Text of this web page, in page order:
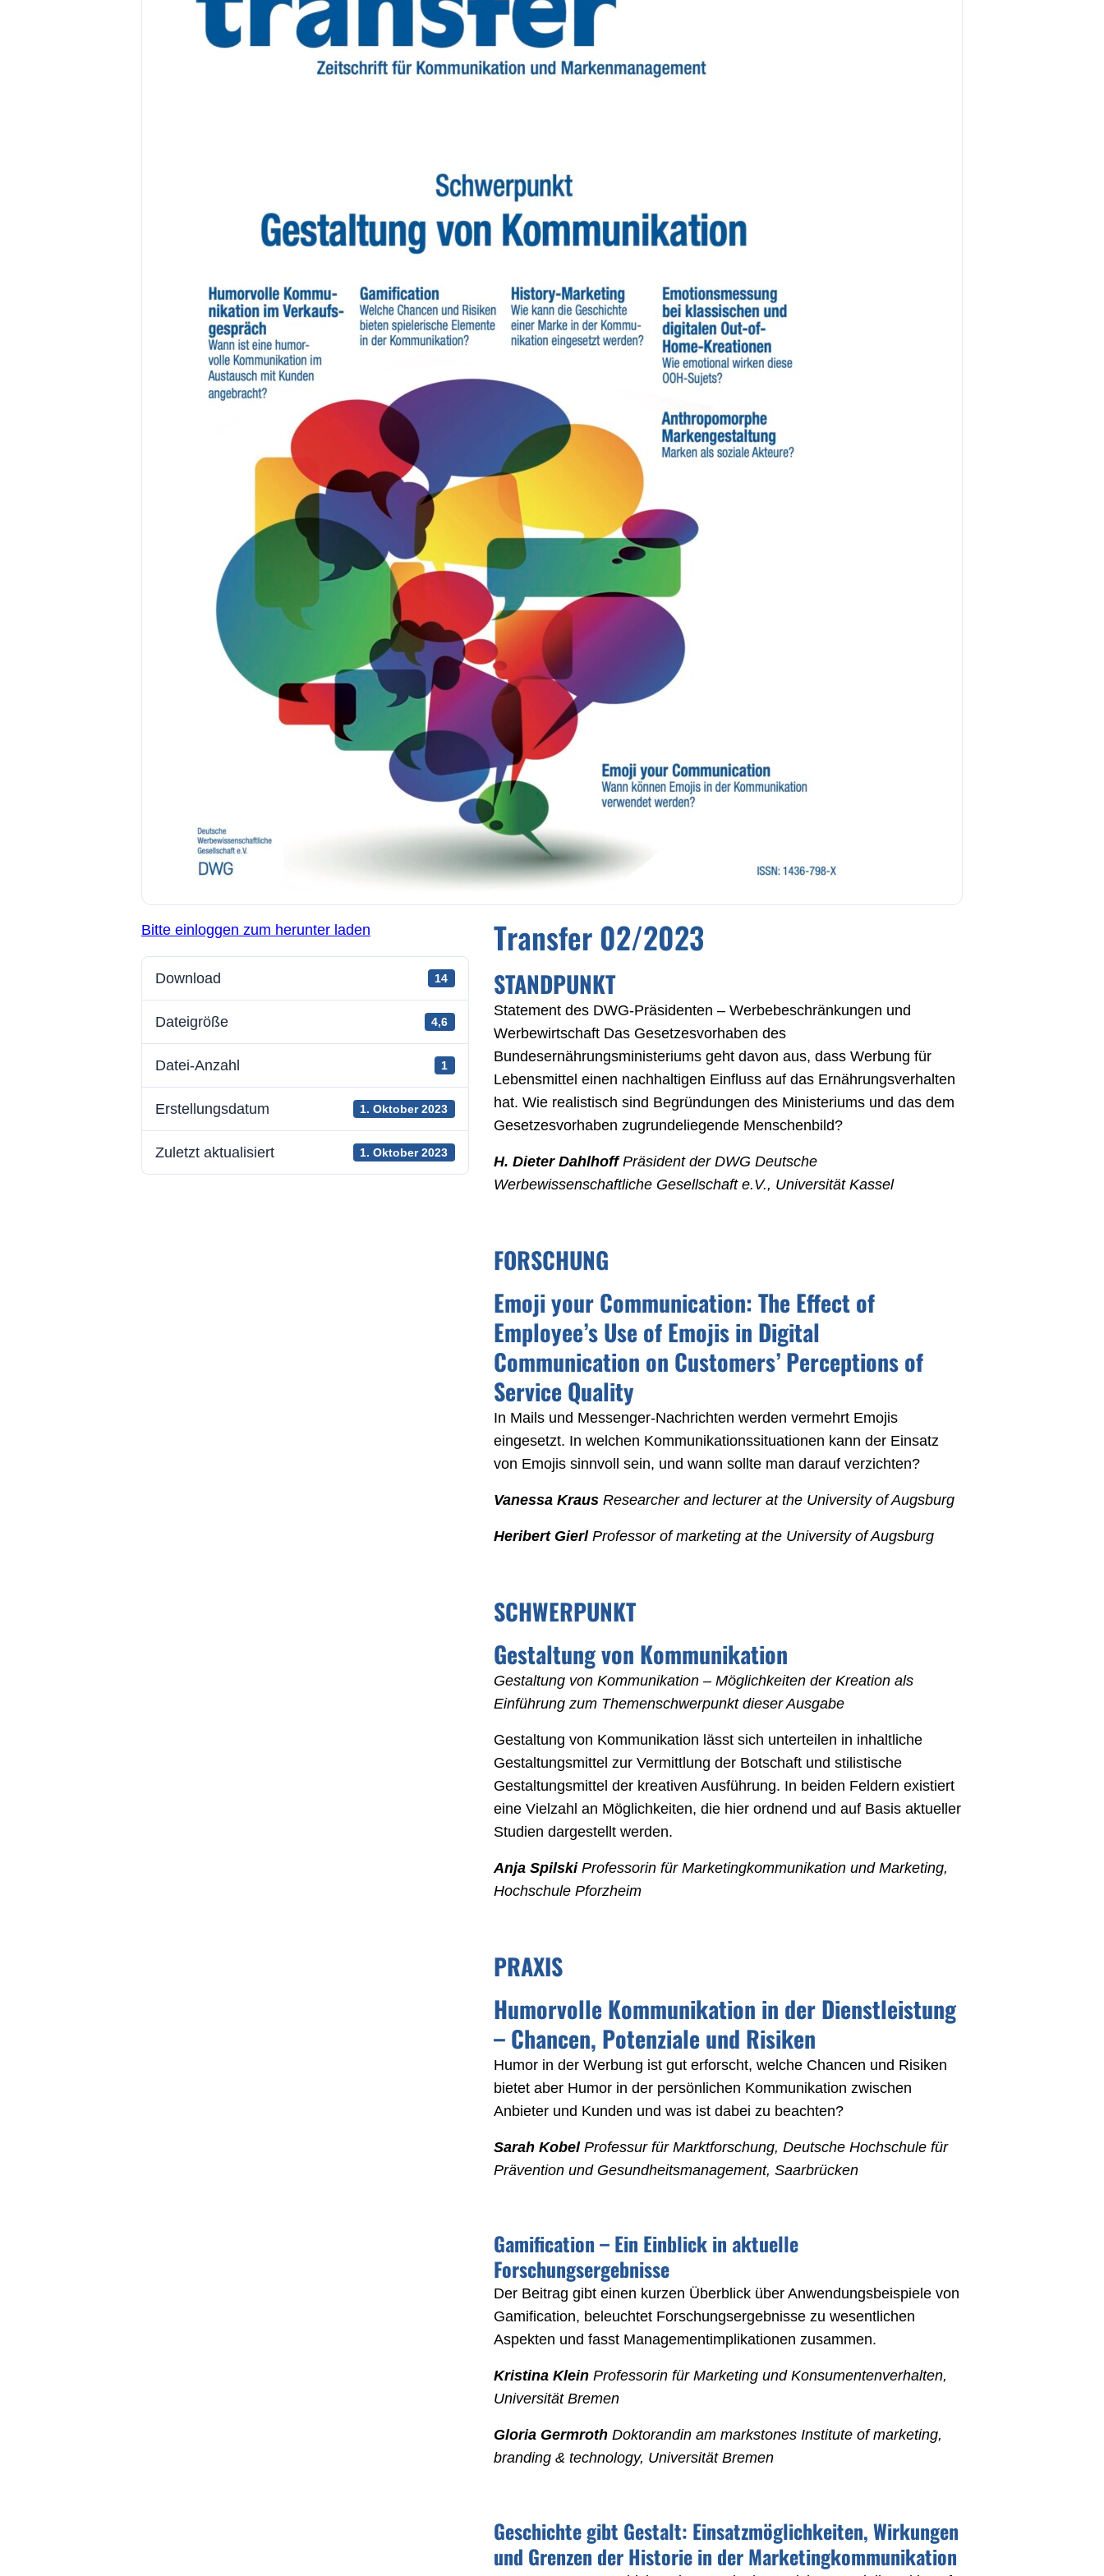
Bitte einloggen zum herunter laden
Download 14
Dateigröße 4,6
Datei-Anzahl 1
Erstellungsdatum 1. Oktober 2023
Zuletzt aktualisiert 1. Oktober 2023
Transfer 02/2023
STANDPUNKT
Statement des DWG-Präsidenten – Werbebeschränkungen und
Werbewirtschaft Das Gesetzesvorhaben des
Bundesernährungsministeriums geht davon aus, dass Werbung für
Lebensmittel einen nachhaltigen Einfluss auf das Ernährungsverhalten
hat. Wie realistisch sind Begründungen des Ministeriums und das dem
Gesetzesvorhaben zugrundeliegende Menschenbild?
H. Dieter DahlhoffPräsident der DWG Deutsche
Werbewissenschaftliche Gesellschaft e.V., Universität Kassel
FORSCHUNG
Emoji your Communication: The Effect of
Employee’s Use of Emojis in Digital
Communication on Customers’ Perceptions of
Service Quality
In Mails und Messenger-Nachrichten werden vermehrt Emojis
eingesetzt. In welchen Kommunikationssituationen kann der Einsatz
von Emojis sinnvoll sein, und wann sollte man darauf verzichten?
Vanessa Kraus Researcher and lecturer at the University of Augsburg
Heribert Gierl Professor of marketing at the University of Augsburg
SCHWERPUNKT
Gestaltung von Kommunikation
Gestaltung von Kommunikation – Möglichkeiten der Kreation als
Einführung zum Themenschwerpunkt dieser Ausgabe
Gestaltung von Kommunikation lässt sich unterteilen in inhaltliche
Gestaltungsmittel zur Vermittlung der Botschaft und stilistische
Gestaltungsmittel der kreativen Ausführung. In beiden Feldern existiert
eine Vielzahl an Möglichkeiten, die hier ordnend und auf Basis aktueller
Studien dargestellt werden.
Anja SpilskiProfessorin für Marketingkommunikation und Marketing,
Hochschule Pforzheim
PRAXIS
Humorvolle Kommunikation in der Dienstleistung
– Chancen, Potenziale und Risiken
Humor in der Werbung ist gut erforscht, welche Chancen und Risiken
bietet aber Humor in der persönlichen Kommunikation zwischen
Anbieter und Kunden und was ist dabei zu beachten?
Sarah KobelProfessur für Marktforschung, Deutsche Hochschule für
Prävention und Gesundheitsmanagement, Saarbrücken
Gamification – Ein Einblick in aktuelle
Forschungsergebnisse
Der Beitrag gibt einen kurzen Überblick über Anwendungsbeispiele von
Gamification, beleuchtet Forschungsergebnisse zu wesentlichen
Aspekten und fasst Managementimplikationen zusammen.
Kristina Klein Professorin für Marketing und Konsumentenverhalten,
Universität Bremen
Gloria Germroth Doktorandin am markstones Institute of marketing,
branding & technology, Universität Bremen
Geschichte gibt Gestalt: Einsatzmöglichkeiten, Wirkungen
und Grenzen der Historie in der Marketingkommunikation